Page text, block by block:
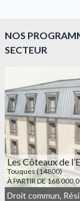
NOS
SECTEUR
Les Côteaux de
Touques (14800)
À PARTIR DE 168